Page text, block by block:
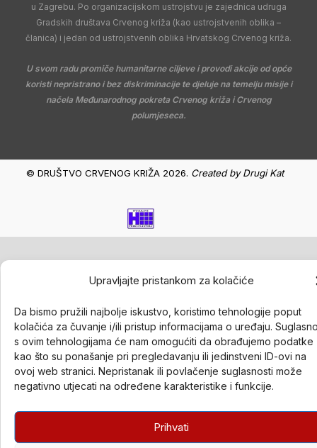
Upravljajte pristankom za kolačiće
Da bismo pružili najbolje iskustvo, koristimo tehnologije poput
kolačića za čuvanje i/ili pristup informacijama o uređaju.
s ovim tehnologijama će nam omogućiti da obrađujemo podatke
kao što su ponašanje pri pregledavanju ili jedinstveni ID-ovi na
ovoj web stranici. Nepristanak ili povlačenje suglasnosti može
negativno utjecati na određene karakteristike i funkcije.
Prihvati
u Zagrebu. Po organizacijskom ustrojstvu je zajednica udruga
Gradskih društava Crvenog križa (kao ustrojstvenih oblika –
članica) i jedan od ustrojstvenih oblika Hrvatskog Crvenog križa.
U svom radu promiče humanitarne ciljeve i provodi akcije od opće
koristi nepristrano i bez diskriminacije te djeluje na temelju misije i
načela Međunarodnog pokreta Crvenog križa i Crvenog
polumjeseca.
© DRUŠTVO CRVENOG KRIŽA 2026. Created byDrugi Kat